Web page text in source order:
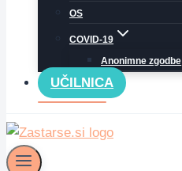
OS
COVID-19
Anonimne zgodbe
UČILNICA